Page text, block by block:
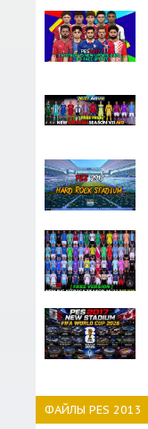
ФАЙЛЫ PES 2013